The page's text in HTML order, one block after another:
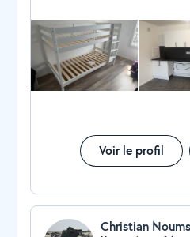
soixante treize
Voir le profil
Christian